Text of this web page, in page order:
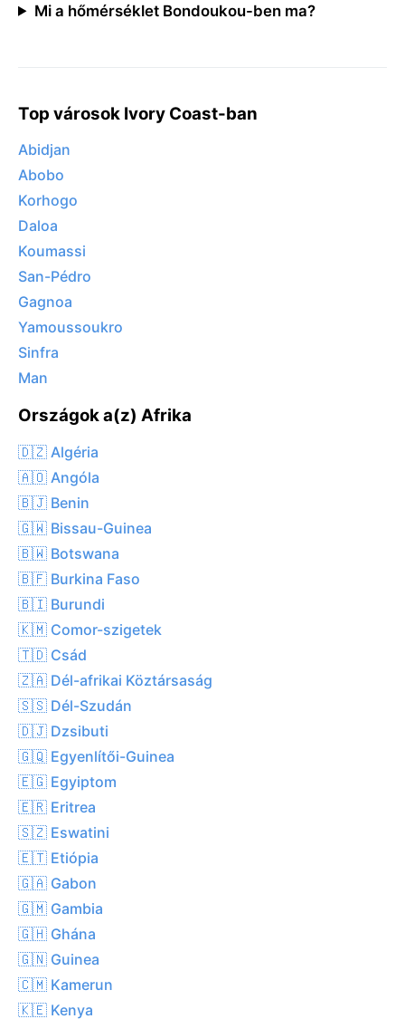
Mi a hőmérséklet Bondoukou-ben ma?
Top városok Ivory Coast-ban
Abidjan
Abobo
Korhogo
Daloa
Koumassi
San-Pédro
Gagnoa
Yamoussoukro
Sinfra
Man
Országok a(z) Afrika
🇩🇿 Algéria
🇦🇴 Angóla
🇧🇯 Benin
🇬🇼 Bissau-Guinea
🇧🇼 Botswana
🇧🇫 Burkina Faso
🇧🇮 Burundi
🇰🇲 Comor-szigetek
🇹🇩 Csád
🇿🇦 Dél-afrikai Köztársaság
🇸🇸 Dél-Szudán
🇩🇯 Dzsibuti
🇬🇶 Egyenlítői-Guinea
🇪🇬 Egyiptom
🇪🇷 Eritrea
🇸🇿 Eswatini
🇪🇹 Etiópia
🇬🇦 Gabon
🇬🇲 Gambia
🇬🇭 Ghána
🇬🇳 Guinea
🇨🇲 Kamerun
🇰🇪 Kenya